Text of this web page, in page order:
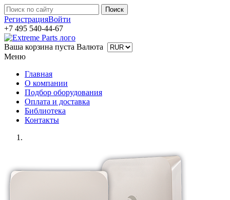
РегистрацияВойти
+7 495 540-44-67
Ваша корзина пуста Валюта
Меню
Главная
О компании
Подбор оборудования
Оплата и доставка
Библиотека
Контакты